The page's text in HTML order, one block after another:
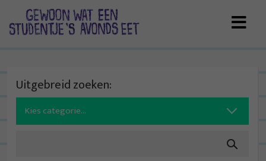
Uitgebreid zoeken:
Search
for: